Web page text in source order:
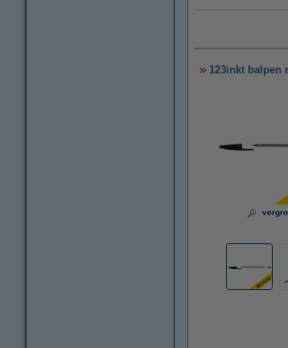
123inkt balpen